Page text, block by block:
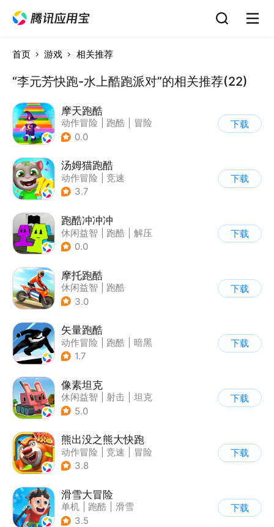
首页 游戏 相关推荐
“李元芳快跑-水上酷跑派对”的相关推荐(22)
摩天跑酷
动作冒险 跑酷
冒险
| 横版过关
0.0
下载
汤姆猫跑酷
动作冒险
竞速
| 汤姆猫
3.7
下载
跑酷冲冲冲
休闲益智 跑酷
解压
| 清新
0.0
下载
摩托跑酷
休闲益智
跑酷
| 摩托车
3.0
下载
矢量跑酷
动作冒险 跑酷
暗黑
| 通关
1.7
下载
像素坦克
休闲益智 射击
坦克
| 像素风
5.0
下载
熊出没之熊大快跑
动作冒险 竞速
冒险
| 熊出没
3.8
下载
滑雪大冒险
单机 跑酷
滑雪
| 游道易
3.5
下载